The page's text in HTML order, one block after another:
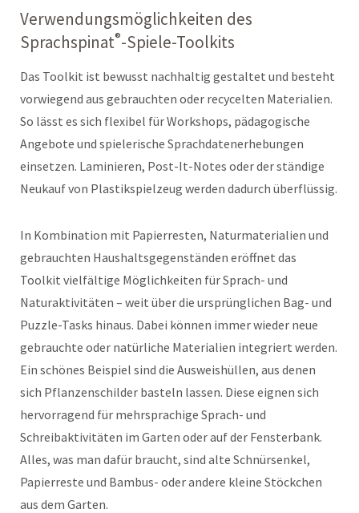
Verwendungsmöglichkeiten des
Sprachspinat®-Spiele-Toolkits
Das Toolkit ist bewusst nachhaltig gestaltet und besteht
vorwiegend aus gebrauchten oder recycelten Materialien.
So lässt es sich flexibel für Workshops, pädagogische
Angebote und spielerische Sprachdatenerhebungen
einsetzen. Laminieren, Post-It-Notes oder der ständige
Neukauf von Plastikspielzeug werden dadurch überflüssig.
In Kombination mit Papierresten, Naturmaterialien und
gebrauchten Haushaltsgegenständen eröffnet das
Toolkit vielfältige Möglichkeiten für Sprach- und
Naturaktivitäten – weit über die ursprünglichen Bag- und
Puzzle-Tasks hinaus. Dabei können immer wieder neue
gebrauchte oder natürliche Materialien integriert werden.
Ein schönes Beispiel sind die Ausweishüllen, aus denen
sich Pflanzenschilder basteln lassen. Diese eignen sich
hervorragend für mehrsprachige Sprach- und
Schreibaktivitäten im Garten oder auf der Fensterbank.
Alles, was man dafür braucht, sind alte Schnürsenkel,
Papierreste und Bambus- oder andere kleine Stöckchen
aus dem Garten.